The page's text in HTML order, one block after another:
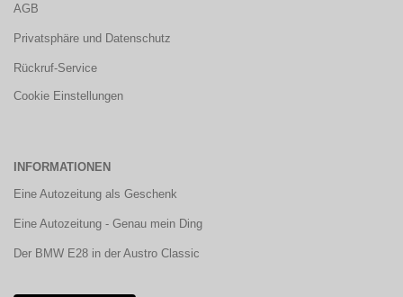
AGB
Privatsphäre und Datenschutz
Rückruf-Service
Cookie Einstellungen
INFORMATIONEN
Eine Autozeitung als Geschenk
Eine Autozeitung - Genau mein Ding
Der BMW E28 in der Austro Classic